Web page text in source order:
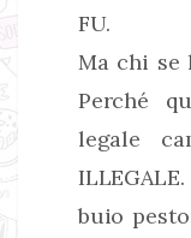
FU.
Ma chi se
Perché
legale
buio